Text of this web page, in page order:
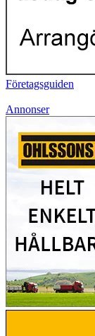
Företagsguiden
Annonser